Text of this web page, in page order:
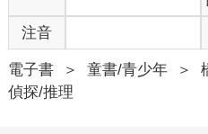
注音
電子書 ＞ 童書/青少年 ＞
偵探/推理